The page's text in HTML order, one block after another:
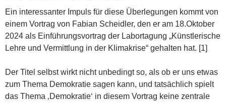
Ein interessanter Impuls für diese Überlegungen kommt von
einem Vortrag von Fabian Scheidler, den er am 18.Oktober
2024 als Einführungsvortrag der Labortagung „Künstlerische
Lehre und Vermittlung in der Klimakrise“ gehalten hat. [1]
Der Titel selbst wirkt nicht unbedingt so, als ob er uns etwas
zum Thema Demokratie sagen kann, und tatsächlich spielt
das Thema ‚Demokratie‘ in diesem Vortrag keine zentrale